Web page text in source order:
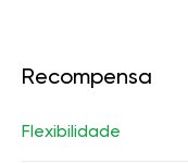
Recompensa
Flexibilidade